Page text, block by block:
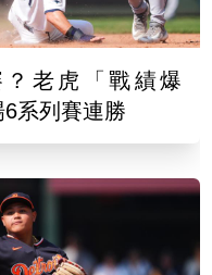
老虎「戰績爆
系列賽連勝